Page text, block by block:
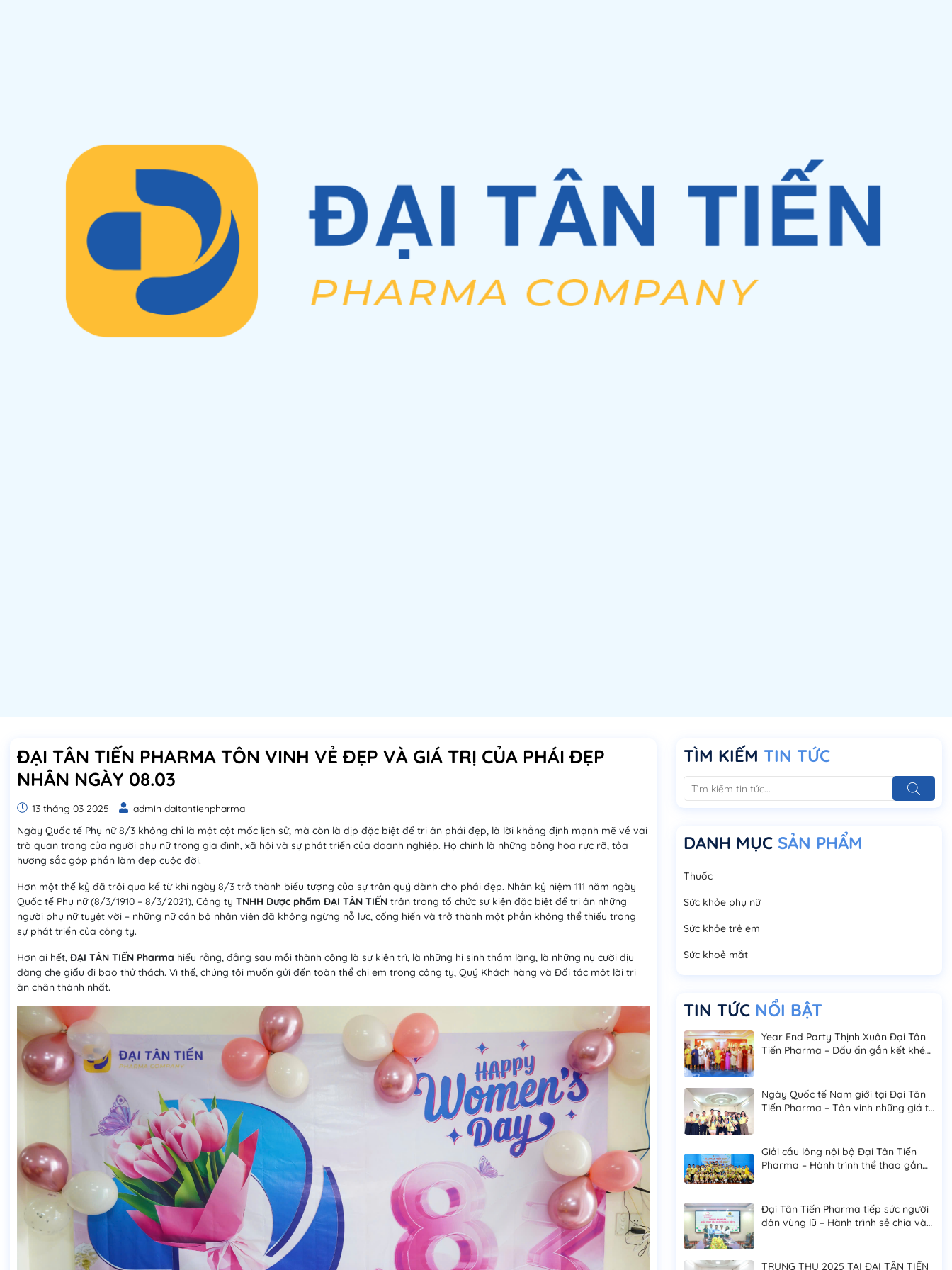
ĐẠI TÂN TIẾN PHARMA TÔN VINH VẺ ĐẸP VÀ GIÁ TRỊ CỦA PHÁI ĐẸP
NHÂN NGÀY 08.03
13 tháng 03 2025
admin daitantienpharma
Ngày Quốc tế Phụ nữ 8/3 không chỉ là một cột mốc lịch sử, mà còn là dịp đặc biệt để tri ân phái đẹp, là lời khẳng định mạnh mẽ về vai
trò quan trọng của người phụ nữ trong gia đình, xã hội và sự phát triển của doanh nghiệp. Họ chính là những bông hoa rực rỡ, tỏa
hương sắc góp phần làm đẹp cuộc đời.
Hơn một thế kỷ đã trôi qua kể từ khi ngày 8/3 trở thành biểu tượng của sự trân quý dành cho phái đẹp. Nhân kỷ niệm 111 năm ngày
Quốc tế Phụ nữ (8/3/1910 – 8/3/2021), Công ty TNHH Dược phẩm ĐẠI TÂN TIẾN trân trọng tổ chức sự kiện đặc biệt để tri ân những
người phụ nữ tuyệt vời – những nữ cán bộ nhân viên đã không ngừng nỗ lực, cống hiến và trở thành một phần không thể thiếu trong
sự phát triển của công ty.
Hơn ai hết, ĐẠI TÂN TIẾN Pharma hiểu rằng, đằng sau mỗi thành công là sự kiên trì, là những hi sinh thầm lặng, là những nụ cười dịu
dàng che giấu đi bao thử thách. Vì thế, chúng tôi muốn gửi đến toàn thể chị em trong công ty, Quý Khách hàng và Đối tác một lời tri
ân chân thành nhất.
TÌM KIẾM TIN TỨC
DANH MỤC SẢN PHẨM
Thuốc
Sức khỏe phụ nữ
Sức khỏe trẻ em
Sức khoẻ mắt
TIN TỨC NỔI BẬT
Year End Party Thịnh Xuân Đại Tân
Tiến Pharma – Dấu ấn gắn kết khép
Ngày Quốc tế Nam giới tại Đại Tân
Tiến Pharma – Tôn vinh những giá trị
Giải cầu lông nội bộ Đại Tân Tiến
Pharma – Hành trình thể thao gắn
Đại Tân Tiến Pharma tiếp sức người
dân vùng lũ – Hành trình sẻ chia và
TRUNG THU 2025 TẠI ĐẠI TÂN TIẾN